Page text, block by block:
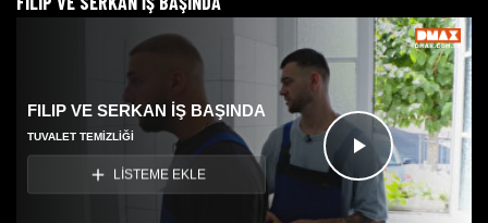
Videoyu
FILIP VE SERKAN İŞ BAŞINDA
TUVALET TEMIZLIĞI
LİSTEME EKLE